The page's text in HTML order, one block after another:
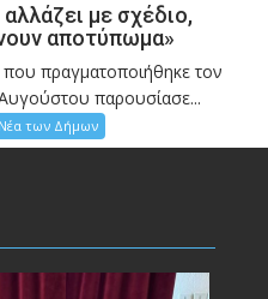
με σχέδιο,
αποτύπωμα»
που πραγματοποιήθηκε τον
Αυγούστου παρουσίασε...
Νέα των Δήμων